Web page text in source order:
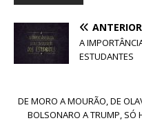
b
o
o
ANTERIOR
A
ESTUDANTES
DE MORO A MOURÃO, DE
BOLSONARO A TRUMP, SÓ